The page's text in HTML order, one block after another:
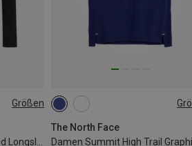
Größen
The North Face
S M